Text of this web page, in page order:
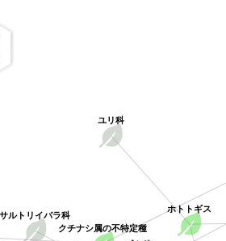
サルトリイバラ科
ユリ科
ホトトギス
クチナシ属の不特定種